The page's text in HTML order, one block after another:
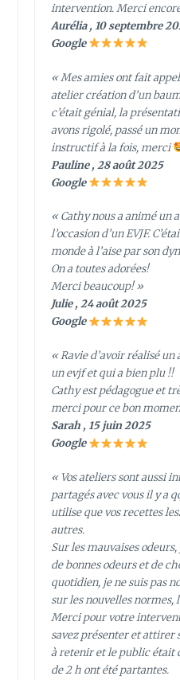
intervention. Merci
Aurélia , 10 septembre
Google
« Mes amies ont fait
atelier création d’un
c’était génial, la
avons rigolé, passé un
instructif à la fois, merci
Pauline , 28 août 2025
Google
« Cathy nous a animé un
l’occasion d’un EVJF.
monde à l’aise par son
On a toutes adorées!
Merci beaucoup! »
Julie , 24 août 2025
Google
« Ravie d’avoir réalisé
un evjf et qui a bien plu !!
Cathy est pédagogue et
merci pour ce bon
Sarah , 15 juin 2025
Google
« Vos ateliers sont aussi
partagés avec vous il y a
utilise que vos recettes
autres.
Sur les mauvaises
de bonnes odeurs et de
quotidien, je ne suis pas
sur les nouvelles normes,
Merci pour votre
savez présenter et attirer
à retenir et le public était
de 2 h ont été partantes.